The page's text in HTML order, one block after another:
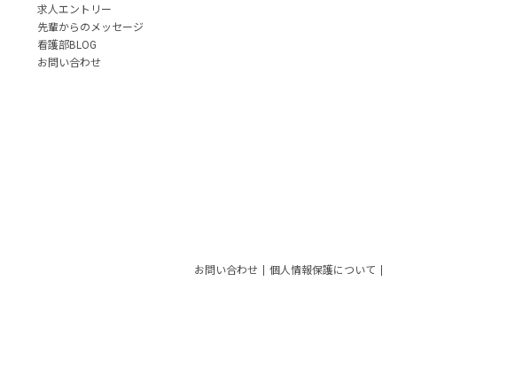
求人エントリー
先輩からのメッセージ
看護部BLOG
お問い合わせ
お問い合わせ 個人情報保護について